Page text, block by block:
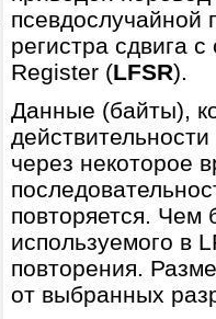
псевдослучайной
регистра сдвига
Register (LFSR).
Данные (байты),
через некоторое
повторяется. Чем
используемого в
повторения.
от выбранных